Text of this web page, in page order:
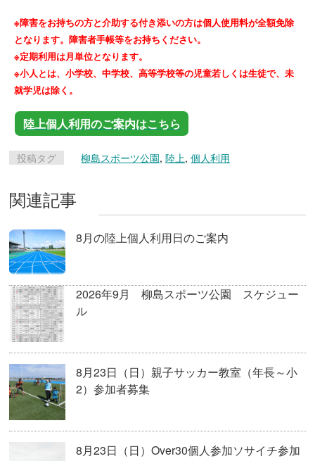
※障害をお持ちの方と介助する付き添いの方は個人使用料が全額免除
となります。障害者手帳等をお持ちください。
※定期利用は月単位となります。
※小人とは、小学校、中学校、高等学校等の児童若しくは生徒で、未
就学児は除く。
陸上個人利用のご案内はこちら
投稿タグ 柳島スポーツ公園,陸上,個人利用
関連記事
8月の陸上個人利用日のご案内
2026年9月 柳島スポーツ公園 スケジュー
ル
8月23日（日）親子サッカー教室（年長～小
2）参加者募集
8月23日（日）Over30個人参加ソサイチ参加